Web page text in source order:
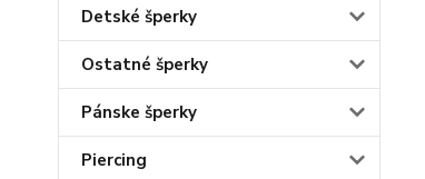
Detské šperky
Ostatné šperky
Pánske šperky
Piercing